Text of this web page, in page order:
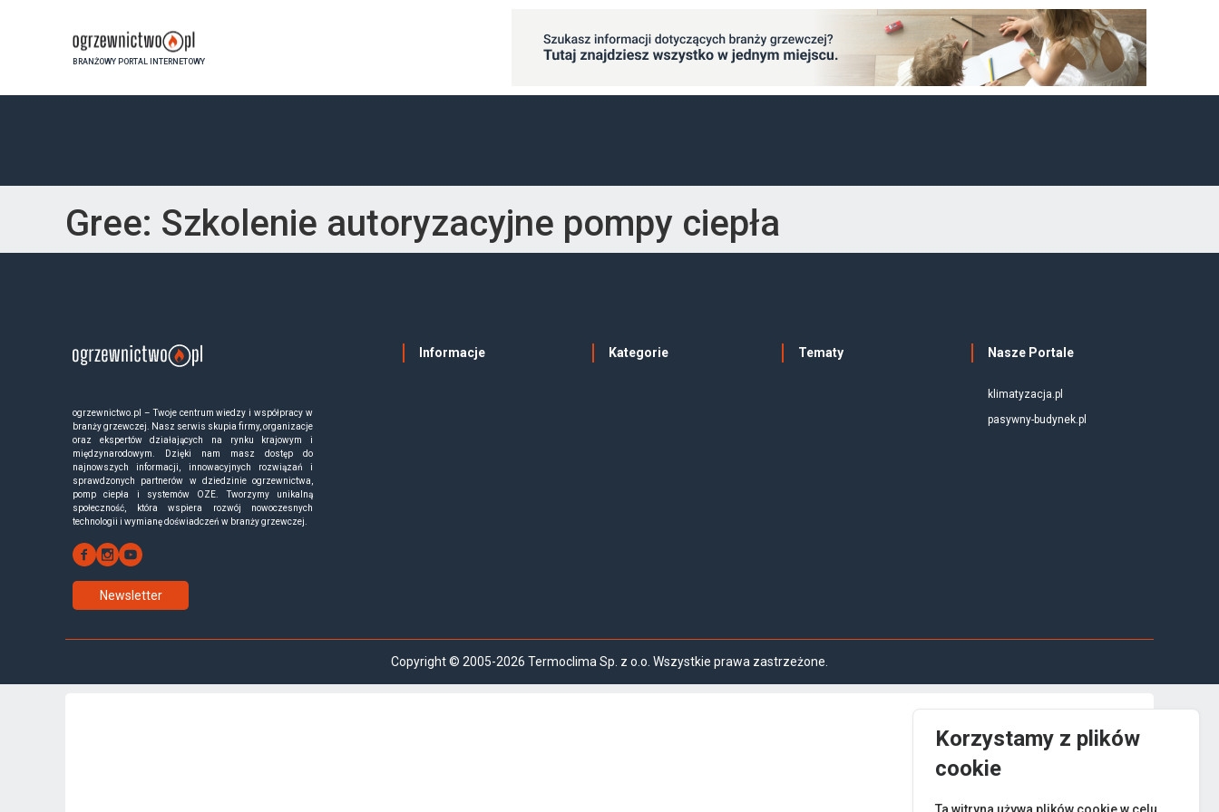
BRANŻOWY PORTAL INTERNETOWY
Gree: Szkolenie autoryzacyjne pompy ciepła
ogrzewnictwo.pl – Twoje centrum wiedzy i współpracy w
branży grzewczej. Nasz serwis skupia firmy, organizacje
oraz ekspertów działających na rynku krajowym i
międzynarodowym. Dzięki nam masz dostęp do
najnowszych informacji, innowacyjnych rozwiązań i
sprawdzonych partnerów w dziedzinie ogrzewnictwa,
pomp ciepła i systemów OZE. Tworzymy unikalną
społeczność, która wspiera rozwój nowoczesnych
technologii i wymianę doświadczeń w branży grzewczej.
Newsletter
Informacje Kategorie Tematy Nasze Portale
klimatyzacja.pl
pasywny-budynek.pl
Copyright © 2005-2026 Termoclima Sp. z o.o. Wszystkie prawa zastrzeżone.
Korzystamy z plików
cookie